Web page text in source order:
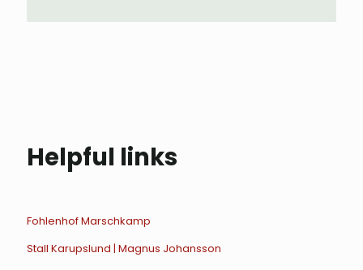
Helpful links
Fohlenhof Marschkamp
Stall Karupslund | Magnus Johansson